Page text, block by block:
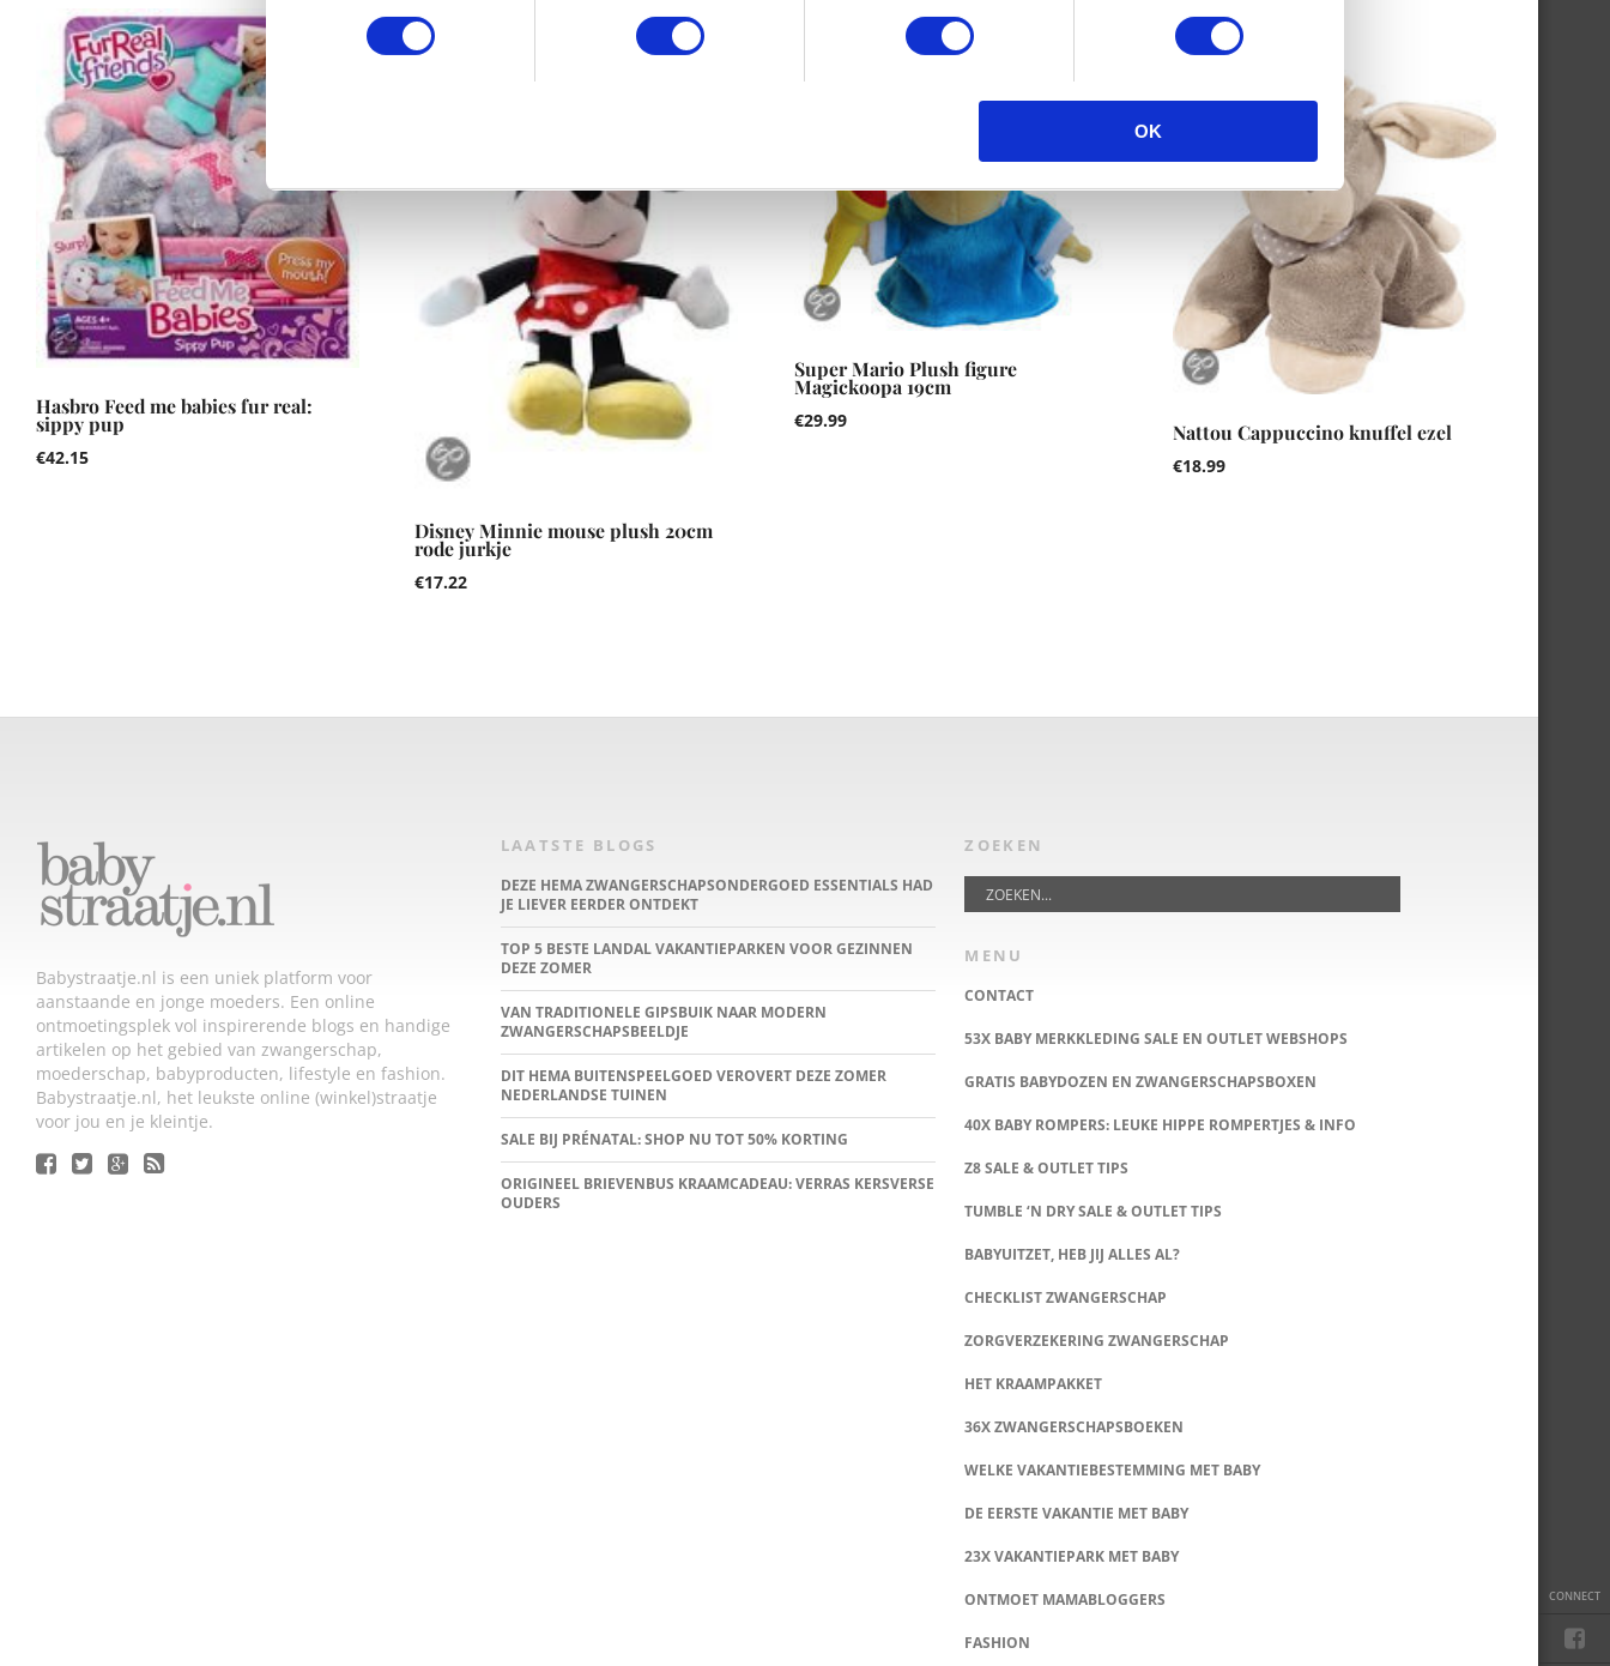
OK
CONNECT
Hasbro Feed me babies fur real:
sippy pup
€42.15
Disney Minnie mouse plush 20cm
rode jurkje
€17.22
Super Mario Plush figure
Magickoopa 19cm
€29.99 Nattou Cappuccino knuffel ezel
€18.99
Babystraatje.nl is een uniek platform voor
aanstaande en jonge moeders. Een online
ontmoetingsplek vol inspirerende blogs en handige
artikelen op het gebied van zwangerschap,
moederschap, babyproducten, lifestyle en fashion.
Babystraatje.nl, het leukste online (winkel)straatje
voor jou en je kleintje.
LAATSTE BLOGS
DEZE HEMA ZWANGERSCHAPSONDERGOED ESSENTIALS HAD
JE LIEVER EERDER ONTDEKT
TOP 5 BESTE LANDAL VAKANTIEPARKEN VOOR GEZINNEN
DEZE ZOMER
VAN TRADITIONELE GIPSBUIK NAAR MODERN
ZWANGERSCHAPSBEELDJE
DIT HEMA BUITENSPEELGOED VEROVERT DEZE ZOMER
NEDERLANDSE TUINEN
SALE BIJ PRÉNATAL: SHOP NU TOT 50% KORTING
ORIGINEEL BRIEVENBUS KRAAMCADEAU: VERRAS KERSVERSE
OUDERS
ZOEKEN
MENU
CONTACT
53X BABY MERKKLEDING SALE EN OUTLET WEBSHOPS
GRATIS BABYDOZEN EN ZWANGERSCHAPSBOXEN
40X BABY ROMPERS: LEUKE HIPPE ROMPERTJES & INFO
Z8 SALE & OUTLET TIPS
TUMBLE ‘N DRY SALE & OUTLET TIPS
BABYUITZET, HEB JIJ ALLES AL?
CHECKLIST ZWANGERSCHAP
ZORGVERZEKERING ZWANGERSCHAP
HET KRAAMPAKKET
36X ZWANGERSCHAPSBOEKEN
WELKE VAKANTIEBESTEMMING MET BABY
DE EERSTE VAKANTIE MET BABY
23X VAKANTIEPARK MET BABY
ONTMOET MAMABLOGGERS
FASHION